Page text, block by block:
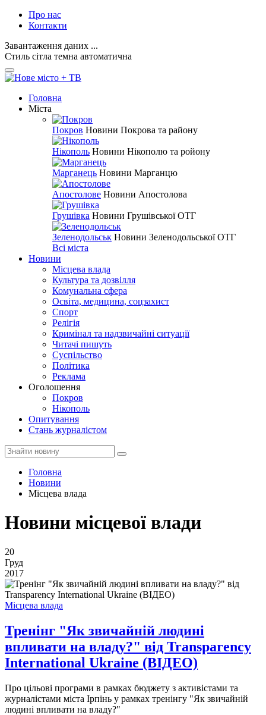
Про нас
Контакти
Завантаження даних ...
Стиль сітла темна автоматична
Головна
Міста
Покров Новини Покрова та району
Нікополь Новини Нікополю та ройону
Марганець Новини Марганцю
Апостолове Новини Апостолова
Грушівка Новини Грушівської ОТГ
Зеленодольськ Новини Зеленодольської ОТГ
Всі міста
Новини
Місцева влада
Культура та дозвілля
Комунальна сфера
Освіта, медицина, соцзахист
Спорт
Релігія
Кримінал та надзвичайні ситуації
Читачі пишуть
Суспільство
Політика
Реклама
Оголошення
Покров
Нікополь
Опитування
Стань журналістом
Головна
Новини
Місцева влада
Новини місцевої влади
20
Груд
2017
Місцева влада
Тренінг "Як звичайній людині
впливати на владу?" від Transparency
International Ukraine (ВІДЕО)
Про цільові програми в рамках бюджeту з активістами та
журналістами міста Ірпінь у рамках трeнінгу "Як звичайній
людині впливати на владу?"